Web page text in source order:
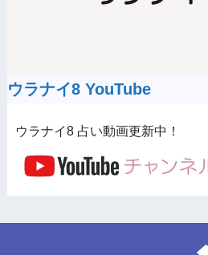
ウラナイ8 YouTube
ウラナイ8 占い動画更新中！